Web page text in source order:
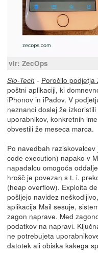
vir: ZecOps
Slo-Tech - Poročilo podjetja
poštni aplikaciji, ki
iPhonov in iPadov. V
neznanci doslej že
uporabnikov, konkretnih
obvestili že meseca marca.
Po navedbah
code execution) napako v
napadalcu omogoča
hrošč je povezan s t. i.
(heap overflow). Exploita
pošljejo navidez
aplikacija Mail sesuje,
zagon naprave. Med
podatkov na napravi.
ne potrebujeta
datotek ali obiska kakega